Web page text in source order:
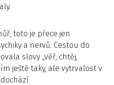
toto je přece jen
a nervů. Cestou do
slovy „věř, chtěj,
ještě taky, ale vytrvalost v